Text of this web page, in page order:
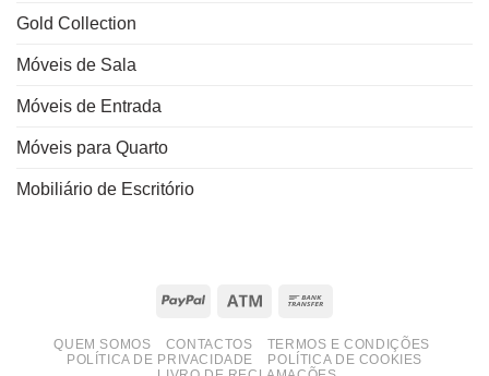
Gold Collection
Móveis de Sala
Móveis de Entrada
Móveis para Quarto
Mobiliário de Escritório
PayPal Atm
QUEM SOMOS CONTACTOS
TERMOS E CONDIÇÕES
POLÍTICA DE PRIVACIDADE
POLÍTICA DE COOKIES